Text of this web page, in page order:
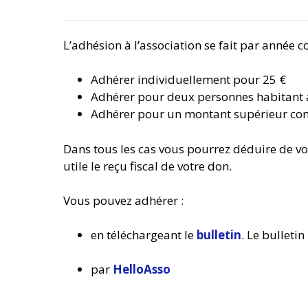
L’adhésion à l’association se fait par année
Adhérer individuellement pour 25 €
Adhérer pour deux personnes habitant
Adhérer pour un montant supérieur
Dans tous les cas vous pourrez déduire de
utile le reçu fiscal de votre don.
Vous pouvez adhérer :
en téléchargeant le bulletin. Le bulletin
par HelloAsso